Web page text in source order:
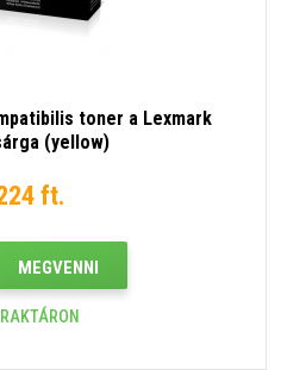
toner a Lexmark
(yellow)
ft.
MEGVENNI